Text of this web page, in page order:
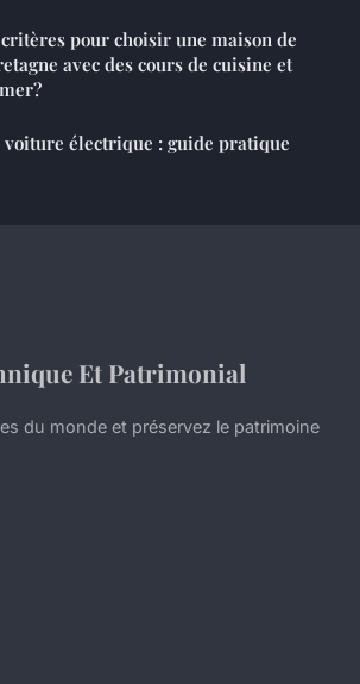
pour choisir une maison de
avec des cours de cuisine et
voiture électrique : guide pratique
Et Patrimonial
du monde et préservez le patrimoine